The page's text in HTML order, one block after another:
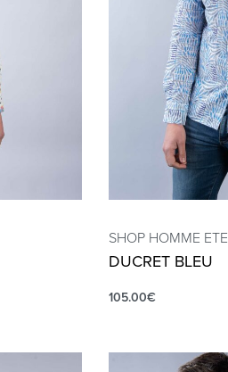
SHOP HOMME ETE
DUCRET BLEU
105.00€